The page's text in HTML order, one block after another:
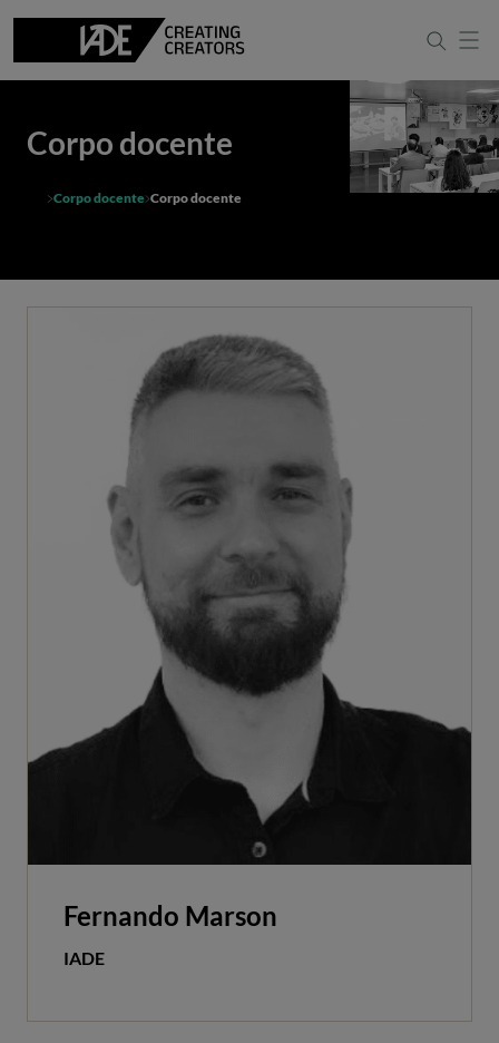
Corpo docente
Corpo docente Corpo docente
Fernando Marson
IADE